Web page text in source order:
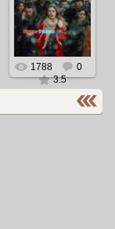
2018.02.13
Istanbullik Kelin |
Истанбуллик
Келин
Admin
1788
0
3.5